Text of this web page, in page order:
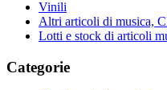
Vinili
Altri articoli di musica,
Lotti e stock di articoli
Categorie